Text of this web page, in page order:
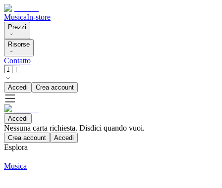
MusicaIn-store
Prezzi
Risorse
Contatto
🇮🇹
Accedi Crea account
Accedi
Nessuna carta richiesta. Disdici quando vuoi.
Crea account Accedi
Esplora
Musica